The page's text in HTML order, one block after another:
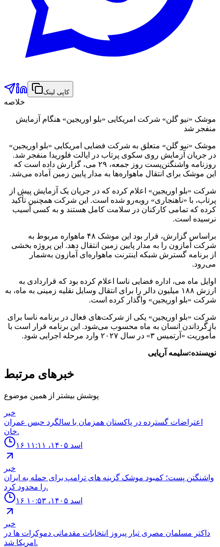
کاپی لینک
خلاصه
موشک «نیو گلن» شرکت امریکایی «بلو اوریجین» هنگام آزمایش
منفجر شد
موشک «نیو گلن» متعلق به شرکت فضایی امریکایی «بلو اوریجین»
در جریان آزمایش روی سکوی پرتاب در ایالت فلوریدا منفجر شد.
روزنامه واشنگتن‌پست روز جمعه، ۲۹ می، گزارش داده است که
این موشک برای انتقال ماهواره‌ها به مدار پایین زمین آماده می‌شد.
شرکت «بلو اوریجین» اعلام کرده که در جریان یک آزمایش پیش از
پرتاب، با «ناهنجاری» روبه‌رو شده است. این شرکت همچنین تأکید
کرده که تمامی کارکنان در سلامت کامل هستند و به کسی آسیب
نرسیده است.
براساس گزارش، قرار بود این موشک ۴۸ ماهواره مربوط به
شرکت آمازون را به مدار پایین زمین انتقال دهد. این پروژه بخشی
از برنامه گسترش شبکه اینترنت ماهواره‌ای آمازون به‌شمار
می‌رود.
اوایل ماه می، اداره فضایی ناسا اعلام کرده بود که قراردادی به
ارزش ۱۸۸ میلیون دالر را برای انتقال وسایل نقلیه زمینی به ماه، به
شرکت «بلو اوریجین» واگذار کرده است.
شرکت «بلو اوریجین» یکی از شرکت‌های فعال در برنامه ناسا برای
بازگرداندن انسان به ماه محسوب می‌شود. این برنامه قرار است با
مأموریت «آرتمیس ۳» در سال ۲۰۲۷ وارد مرحله اجرایی شود.
نویسنده:سلیمه آریایی
خبرهای مرتبط
پوشش بیشتر از همین موضوع
خبر
اعتراضات گسترده در پاكستان همزمان با سالگرد حبس عمران
خان.
۱۶ اسد ۱۴۰۵، ۱۱:۱۱
خبر
واشنگتن پست؛ كمبود موشک گزينه هاى ترامپ براى حمله به ايران
را محدود كرد.
۱۶ اسد ۱۴۰۵، ۱۰:۵۳
خبر
داكتر مسلمان مصرى تبار پيروز انتخابات مقدماتى دموكرات ها در
امريكا شد.